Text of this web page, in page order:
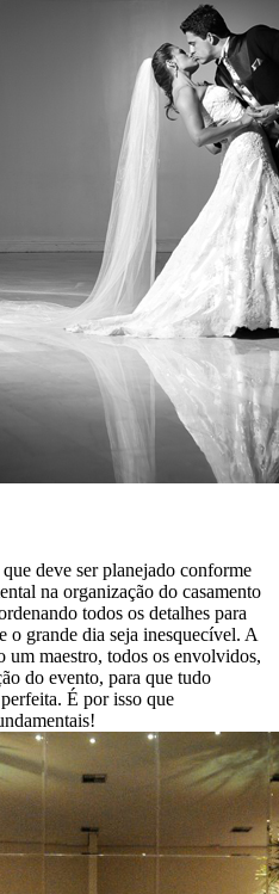
deve ser planejado conforme
na organização do casamento
todos os detalhes para
o grande dia seja inesquecível. A
um maestro, todos os envolvidos,
do evento, para que tudo
É por isso que